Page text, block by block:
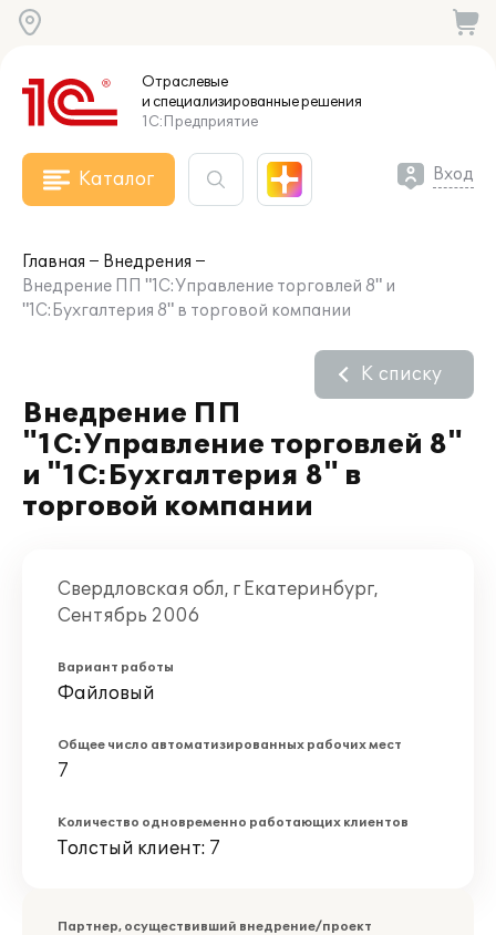
Отраслевые
и специализированныерешения
1С:Предприятие
Каталог Вход
Главная
Внедрения
Внедрение ПП "1С:Управление торговлей 8" и
"1С:Бухгалтерия 8" в торговой компании
Внедрение ПП
"1С:Управление торговлей 8"
и "1С:Бухгалтерия 8" в
торговой компании
К списку
Свердловская обл, г Екатеринбург,
Сентябрь 2006
Вариант работы
Файловый
Общее число автоматизированных рабочих мест
7
Количество одновременно работающих клиентов
Толстый клиент: 7
Партнер, осуществивший внедрение/проект